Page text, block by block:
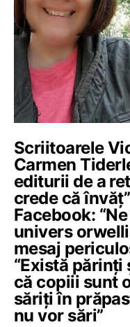
Scriitoarele
Carmen
editurii de a
crede că
Facebook:
univers
mesaj
“Există părinți
că copiii sunt
săriți în
nu vor sări”